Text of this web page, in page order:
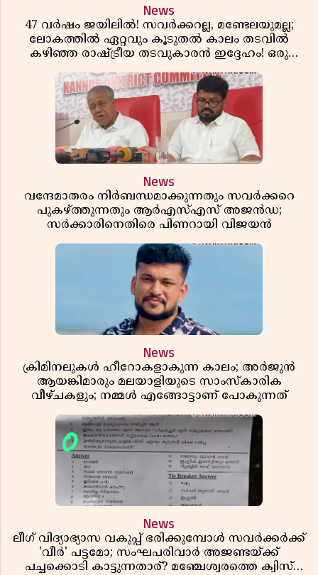
News
47 വർഷം ജയിലിൽ! സവർക്കറല്ല, മണ്ടേലയുമല്ല;
ലോകത്തിൽ ഏറ്റവും കൂടുതൽ കാലം തടവിൽ
കഴിഞ്ഞ രാഷ്ട്രീയ തടവുകാരൻ ഇദ്ദേഹം! ഒരു
News
വന്ദേമാതരം നിർബന്ധമാക്കുന്നതും സവർക്കറെ
പുകഴ്ത്തുന്നതും ആർഎസ്എസ് അജൻഡ;
സർക്കാരിനെതിരെ പിണറായി വിജയൻ
News
ക്രിമിനലുകൾ ഹീറോകളാകുന്ന കാലം; അർജുൻ
ആയങ്കിമാരും മലയാളിയുടെ സാംസ്കാരിക
വീഴ്ചകളും; നമ്മൾ എങ്ങോട്ടാണ് പോകുന്നത്
News
ലീഗ് വിദ്യാഭ്യാസ വകുപ്പ് ഭരിക്കുമ്പോൾ സവർക്കർക്ക്
'വീർ' പട്ടമോ; സംഘപരിവാർ അജണ്ടയ്ക്ക്
പച്ചക്കൊടി കാട്ടുന്നതാര്? മഞ്ചേശ്വരത്തെ ക്വിസ്